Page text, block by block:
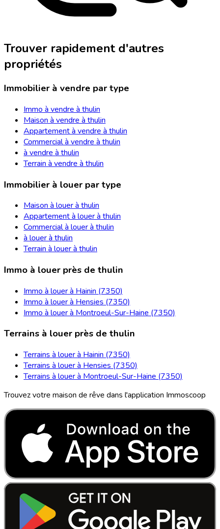
Trouver rapidement d'autres
propriétés
Immobilier à vendre par type
Immo à vendre à thulin
Maison à vendre à thulin
Appartement à vendre à thulin
Commercial à vendre à thulin
à vendre à thulin
Terrain à vendre à thulin
Immobilier à louer par type
Maison à louer à thulin
Appartement à louer à thulin
Commercial à louer à thulin
à louer à thulin
Terrain à louer à thulin
Immo à louer près de thulin
Immo à louer à Hainin (7350)
Immo à louer à Hensies (7350)
Immo à louer à Montroeul-Sur-Haine (7350)
Terrains à louer près de thulin
Terrains à louer à Hainin (7350)
Terrains à louer à Hensies (7350)
Terrains à louer à Montroeul-Sur-Haine (7350)
Trouvez votre maison de rêve dans l'application Immoscoop